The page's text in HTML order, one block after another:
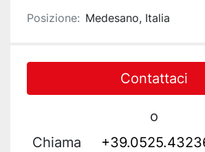
Posizione: Medesano, Italia
Contattaci
o
Chiama